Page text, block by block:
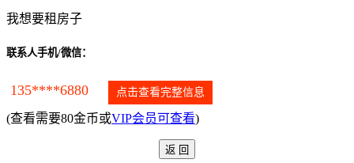
我想要租房子
联系人手机/微信：
135****6880 点击查看完整信息
(查看需要80金币或VIP会员可查看)